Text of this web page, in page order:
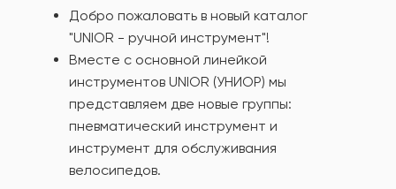
Добро пожаловать в новый каталог
"UNIOR - ручной инструмент"!
Вместе с основной линейкой
инструментов UNIOR (УНИОР) мы
представляем две новые группы:
пневматический инструмент и
инструмент для обслуживания
велосипедов.